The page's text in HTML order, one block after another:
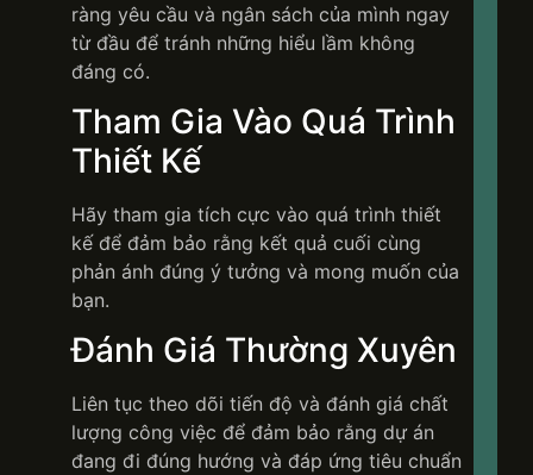
ràng yêu cầu và ngân sách của mình ngay
từ đầu để tránh những hiểu lầm không
đáng có.
Tham Gia Vào Quá Trình
Thiết Kế
Hãy tham gia tích cực vào quá trình thiết
kế để đảm bảo rằng kết quả cuối cùng
phản ánh đúng ý tưởng và mong muốn của
bạn.
Đánh Giá Thường Xuyên
Liên tục theo dõi tiến độ và đánh giá chất
lượng công việc để đảm bảo rằng dự án
đang đi đúng hướng và đáp ứng tiêu chuẩn